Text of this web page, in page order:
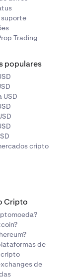
Trading
populares
USD
cripto
Cripto
de
de